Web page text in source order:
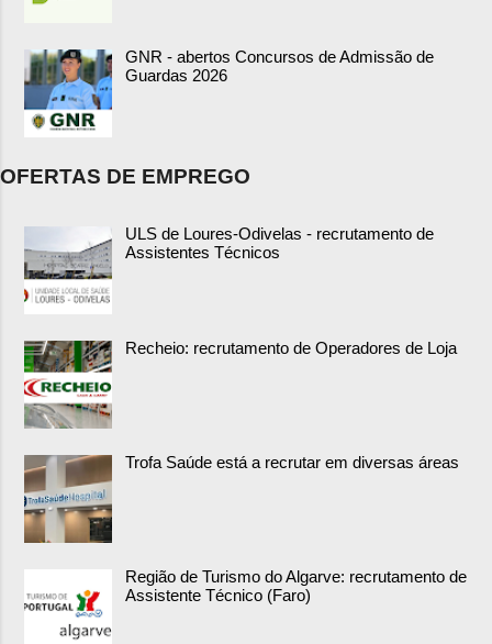
GNR - abertos Concursos de Admissão de
Guardas 2026
OFERTAS DE EMPREGO
ULS de Loures-Odivelas - recrutamento de
Assistentes Técnicos
Recheio: recrutamento de Operadores de Loja
Trofa Saúde está a recrutar em diversas áreas
Região de Turismo do Algarve: recrutamento de
Assistente Técnico (Faro)